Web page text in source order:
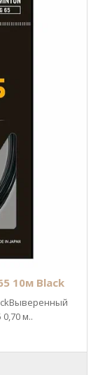
10м Black
м..